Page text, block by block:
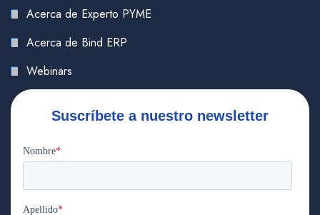
Acerca de Experto PYME
Acerca de Bind ERP
Webinars
Suscríbete a nuestro newsletter